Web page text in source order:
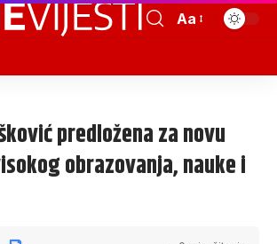
Aa
predložena za novu
obrazovanja, nauke i